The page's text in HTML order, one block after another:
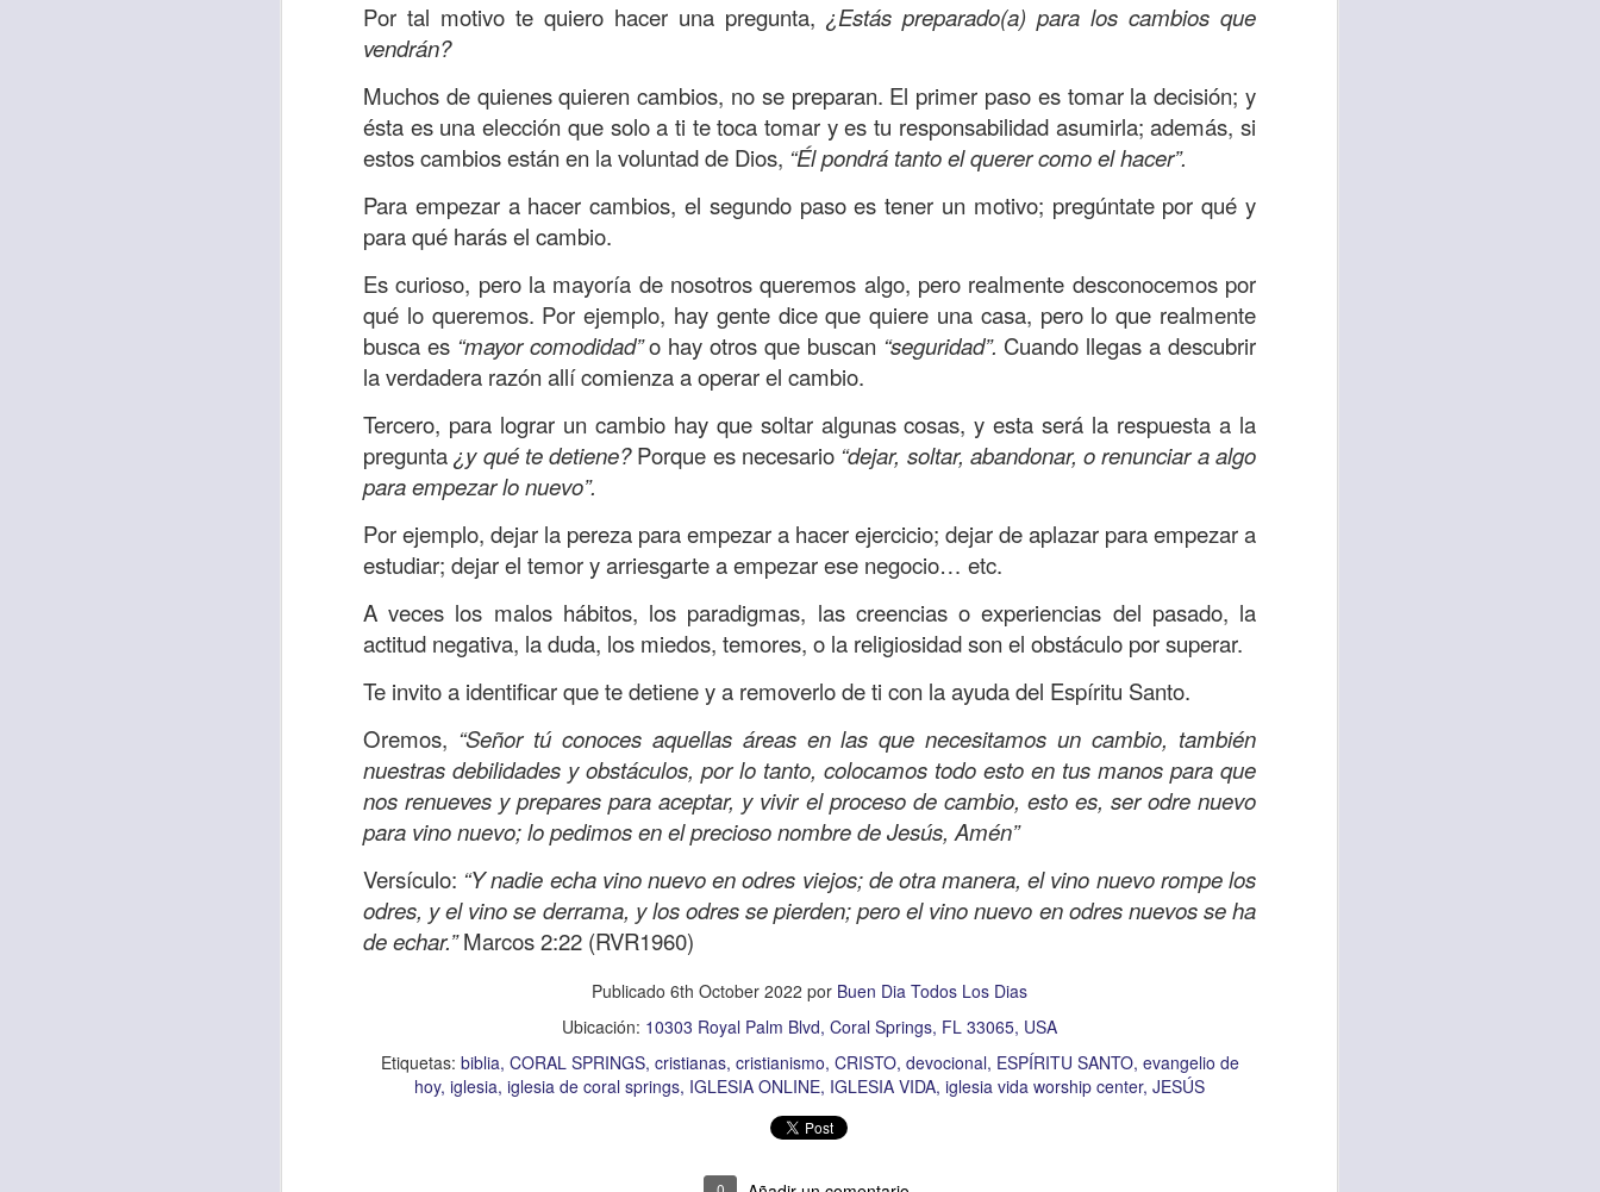
Por tal motivo te quiero hacer una pregunta, ¿Estás preparado(a) para los cambios que
vendrán?
Muchos de quienes quieren cambios, no se preparan. El primer paso es tomar la decisión; y
ésta es una elección que solo a ti te toca tomar y es tu responsabilidad asumirla; además, si
estos cambios están en la voluntad de Dios, “Él pondrá tanto el querer como el hacer”.
Para empezar a hacer cambios, el segundo paso es tener un motivo; pregúntate por qué y
para qué harás el cambio.
Es curioso, pero la mayoría de nosotros queremos algo, pero realmente desconocemos por
qué lo queremos. Por ejemplo, hay gente dice que quiere una casa, pero lo que realmente
busca es “mayor comodidad”o hay otros que buscan “seguridad”. Cuando llegas a descubrir
la verdadera razón allí comienza a operar el cambio.
Tercero, para lograr un cambio hay que soltar algunas cosas, y esta será la respuesta a la
pregunta¿y qué te detiene?Porque es necesario “dejar, soltar, abandonar, o renunciar a algo
para empezar lo nuevo”.
Por ejemplo, dejar la pereza para empezar a hacer ejercicio; dejar de aplazar para empezar a
estudiar; dejar el temor y arriesgarte a empezar ese negocio… etc.
A veces los malos hábitos, los paradigmas, las creencias o experiencias del pasado, la
actitud negativa, la duda, los miedos, temores, o la religiosidad son el obstáculo por superar.
Te invito a identificar que te detiene y a removerlo de ti con la ayuda del Espíritu Santo.
Oremos, “Señor tú conoces aquellas áreas en las que necesitamos un cambio, también
nuestras debilidades y obstáculos, por lo tanto, colocamos todo esto en tus manos para que
nos renueves y prepares para aceptar, y vivir el proceso de cambio, esto es, ser odre nuevo
para vino nuevo; lo pedimos en el precioso nombre de Jesús, Amén”
Versículo: “Y nadie echa vino nuevo en odres viejos; de otra manera, el vino nuevo rompe los
odres, y el vino se derrama, y los odres se pierden; pero el vino nuevo en odres nuevos se ha
de echar.”Marcos 2:22 (RVR1960)
Publicado 6th October 2022 por Buen Dia Todos Los Dias
Ubicación: 10303 Royal Palm Blvd, Coral Springs, FL 33065, USA
Etiquetas: biblia CORAL SPRINGS cristianas cristianismo CRISTO devocional ESPÍRITU SANTO evangelio de
hoy iglesia iglesia de coral springs IGLESIA ONLINE IGLESIA VIDA iglesia vida worship center JESÚS
Dios nos pide que amemos sin fingimiento, con sinceridad, pero eso también significa que
debemos dejar una huella marcada, una especie de impronta de amor en los corazones de
las personas que amamos.
Amar es mucho más que decir“te amo” o que regalarflores o chocolates;es una decisión de
permanecer, de estar presente y de respetar a los seres amados.
Cuando amamos de verdad, expresamos la esencia de Dios; se alegra el corazón de los
seres amados, pero también se nos aumentan los deseos de vivir, se revive el propósito de
vida, porque en el amor todo lo podemos hacer, desde perdonar hasta vivir unidos en familia
para siempre.
Es tiempo de revisar el estado de tu corazón hacia quienes consideras importantes en tu
vida. En otras palabras, es tiempo de tener hogares a la manera de Dios y de amar como
Dios nos ama.
Oremos: “Señor, sé que por amor nos has redimido, nos has restaurado y nos das propósito;
por eso decido que, desde hoy, el motor de mi vida sea el amor, aquel que es sin fingimiento,
sincero, real. Bendigo a mi familia, me comprometo a amar sin condiciones; lo declaro en el
nombre de Jesús. Amén
Versículo:
“ El amor sea sin fingimiento. Aborreced lo malo, seguid lo bueno
”. Romanos 12:9
(RVR1960)
Publicado YesterdayporBuen Dia Todos Los Dias
Etiquetas:biblia CRISTO devocional ESPÍRITU SANTO iglesia IGLESIA VIDA iglesia vida worship center
JCQPASTOR JESÚS juan c quintero pastor pastor quintero vida VIDA WORSHIP CENTER
0 Añadir un comentario
Buenos Samaritanos